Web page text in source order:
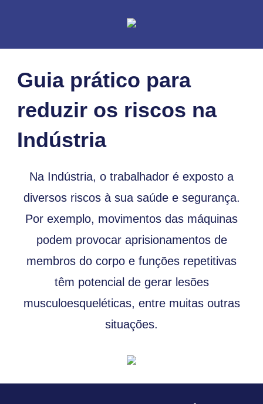
Guia prático para
reduzir os riscos na
Indústria
Na Indústria, o trabalhador é exposto a
diversos riscos à sua saúde e segurança.
Por exemplo, movimentos das máquinas
podem provocar aprisionamentos de
membros do corpo e funções repetitivas
têm potencial de gerar lesões
musculoesqueléticas, entre muitas outras
situações.